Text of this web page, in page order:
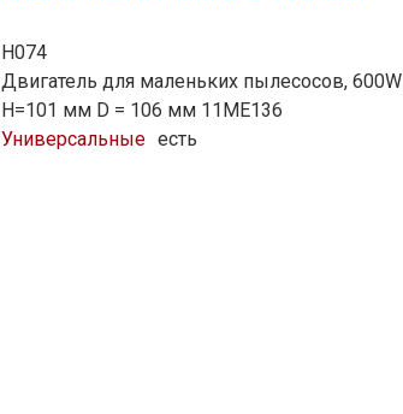
H074
Двигатель для маленьких пылесосов, 600W
H=101 мм D = 106 мм 11ME136
Универсальные есть